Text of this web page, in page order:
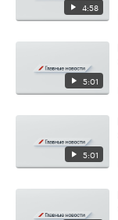
4:58
5:01
5:01